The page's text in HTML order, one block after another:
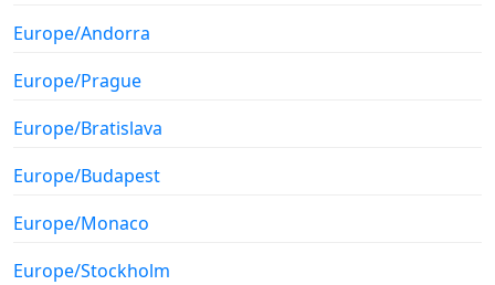
Europe/Andorra
Europe/Prague
Europe/Bratislava
Europe/Budapest
Europe/Monaco
Europe/Stockholm